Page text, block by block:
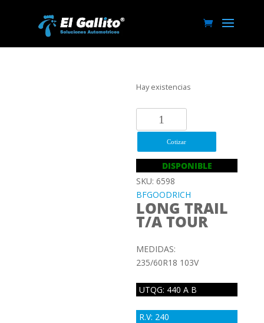
Hay existencias
235/60R18
103V
BFGOODRICH
LONG
T/A
TOUR
cantidad
Cotizar
DISPONIBLE
SKU: 6598
BFGOODRICH
LONG TRAIL
T/A TOUR
MEDIDAS:
235/60R18 103V
UTQG: 440 A B
R.V: 240